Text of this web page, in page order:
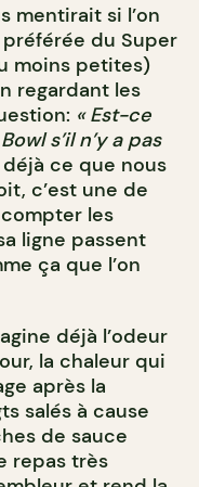
mentirait si l’on
du Super
moins petites)
regardant les
« Est-ce
s’il n’y a pas
déjà ce que nous
c’est une de
les
ligne passent
ça que l’on
déjà l’odeur
la chaleur qui
après la
salés à cause
de sauce
repas très